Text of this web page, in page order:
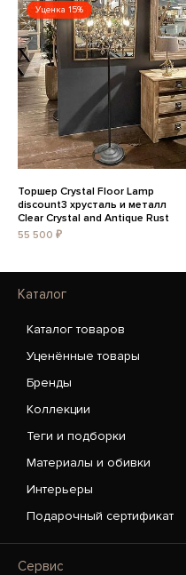
Уценка 15%
Торшер Crystal Floor Lamp
discount3 хрусталь и металл
Clear Crystal and Antique Rust
55 500 ₽
Каталог
Каталог товаров
Уценённые товары
Бренды
Коллекции
Теги и подборки
Материалы и обивки
Интерьеры
Подарочный сертификат
Сервис